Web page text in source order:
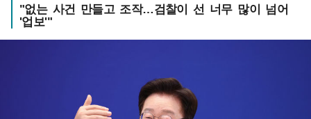
"없는 사건 만들고 조작…검찰이 선 너무 많이 넘어
'업보'"